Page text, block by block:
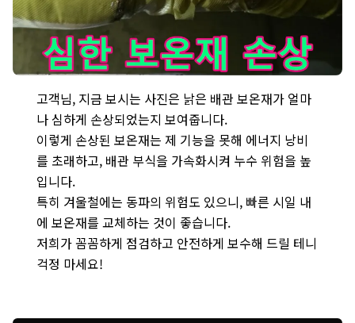
고객님, 지금 보시는 사진은 낡은 배관 보온재가 얼마
나 심하게 손상되었는지 보여줍니다.
이렇게 손상된 보온재는 제 기능을 못해 에너지 낭비
를 초래하고, 배관 부식을 가속화시켜 누수 위험을 높
입니다.
특히 겨울철에는 동파의 위험도 있으니, 빠른 시일 내
에 보온재를 교체하는 것이 좋습니다.
저희가 꼼꼼하게 점검하고 안전하게 보수해 드릴 테니
걱정 마세요!